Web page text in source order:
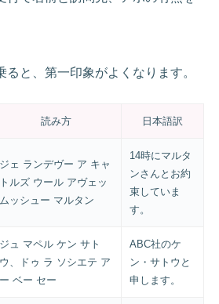
と、第一印象がよくなります。
読み方 日本語訳
ジェ ランデヴー ア キャ
トルズ ウール アヴェッ
ムッシュー マルタン
14時にマルタ
ンさんとお約
束していま
す。
ジュ マペル ケン サト
ウ、ドゥ ラ ソシエテ ア
ー ベー セー
ABC社のケ
ン・サトウと
申します。